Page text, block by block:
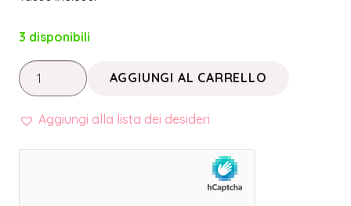
3 disponibili
MATITA
OCCHI
46
AGGIUNGI AL CARRELLO
Aggiungi alla lista dei desideri